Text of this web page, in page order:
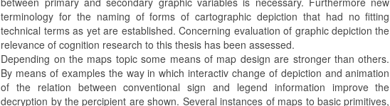
terminology for the naming of forms of cartographic depiction that had no fitting
technical terms as yet are established. Concerning evaluation of graphic depiction the
relevance of cognition research to this thesis has been assessed.
Depending on the maps topic some means of map design are stronger than others.
By means of examples the way in which interactiv change of depiction and animation
of the relation between conventional sign and legend information improve the
decryption by the percipient are shown. Several instances of maps to basic primitives,